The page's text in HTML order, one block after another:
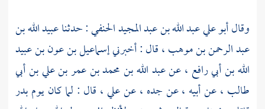
وقالأبو علي عبد الله بن عبد المجيد الحنفي: حدثناعبيد الله بن
عبد الرحمن بن موهب ،قال : أخبرنيإسماعيل بن عون بن عبيد
الله بن أبي رافع ،عنعبد الله بن محمد بن عمر بن علي بن أبي
طالب ،عن أبيه ، عن جده ، عنعلي ، قال : لما كان يومبدر